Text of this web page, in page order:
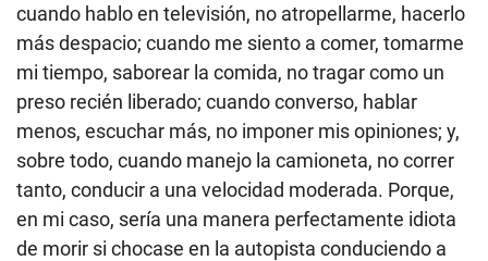
cuando hablo en televisión, no atropellarme, hacerlo
más despacio; cuando me siento a comer, tomarme
mi tiempo, saborear la comida, no tragar como un
preso recién liberado; cuando converso, hablar
menos, escuchar más, no imponer mis opiniones; y,
sobre todo, cuando manejo la camioneta, no correr
tanto, conducir a una velocidad moderada. Porque,
en mi caso, sería una manera perfectamente idiota
de morir si chocase en la autopista conduciendo a